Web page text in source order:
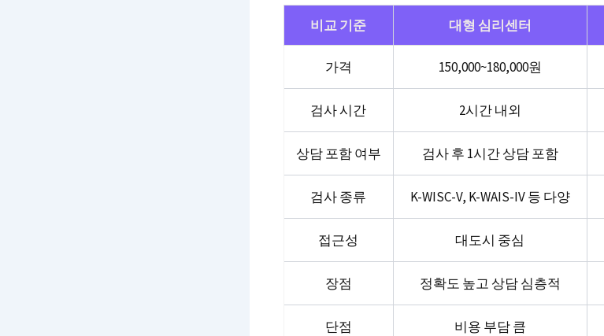
비교 기준 대형 심리센터
가격 150,000~180,000원
검사 시간 2시간 내외
상담 포함 여부 검사 후 1시간 상담 포함
검사 종류 K-WISC-V, K-WAIS-IV 등 다양
접근성 대도시 중심
장점 정확도 높고 상담 심층적
단점 비용 부담 큼